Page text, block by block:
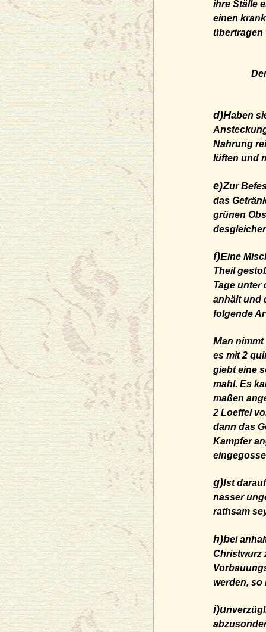
ihre Ställe
einen
übertragen
d)Haben
Nahrung
lüften und
e)Zur
das
grünen
f)Eine
Theil
Tage unter
anhält und
folgende
Man
es mit 2
giebt eine
mahl. Es
maßen
2 Loeffel
dann das
Kampfer
g)Ist
nasser
rathsam
h)bei
Christwurz
werden, so
i)u